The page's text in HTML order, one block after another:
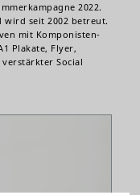
2022.
wird seit 2002 betreut.
mit Komponisten-
Plakate, Flyer,
Social